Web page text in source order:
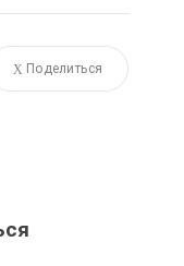
Поделиться